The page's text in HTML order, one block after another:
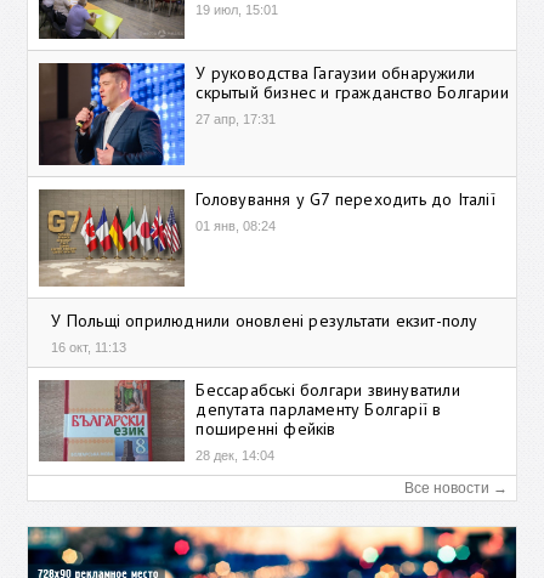
19 июл, 15:01
У руководства Гагаузии обнаружили
скрытый бизнес и гражданство Болгарии
27 апр, 17:31
Головування у G7 переходить до Італії
01 янв, 08:24
У Польщі оприлюднили оновлені результати екзит-полу
16 окт, 11:13
Бессарабські болгари звинуватили
депутата парламенту Болгарії в
поширенні фейків
28 дек, 14:04
Все новости →